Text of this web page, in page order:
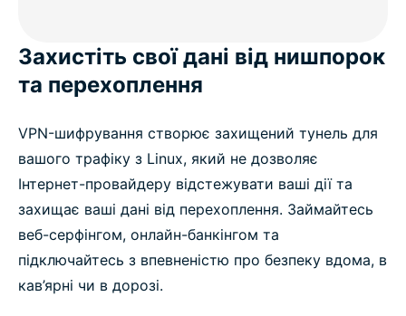
Захистіть свої дані від нишпорок
та перехоплення
VPN-шифрування створює захищений тунель для
вашого трафіку з Linux, який не дозволяє
Інтернет-провайдеру відстежувати ваші дії та
захищає ваші дані від перехоплення. Займайтесь
веб-серфінгом, онлайн-банкінгом та
підключайтесь з впевненістю про безпеку вдома, в
кав’ярні чи в дорозі.